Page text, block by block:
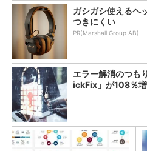
ガシガシ使えるヘ
つきにくい
PR(Marshall Group AB)
エラー解消のつも
ickFix」が108％